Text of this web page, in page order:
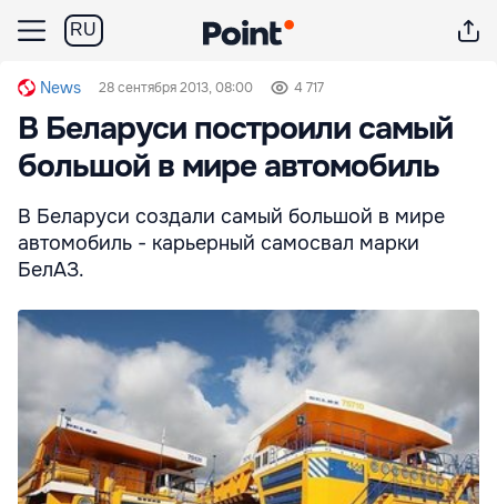
RU
News 28 сентября 2013, 08:00 4 717
В Беларуси построили самый
большой в мире автомобиль
В Беларуси создали самый большой в мире
автомобиль - карьерный самосвал марки
БелАЗ.